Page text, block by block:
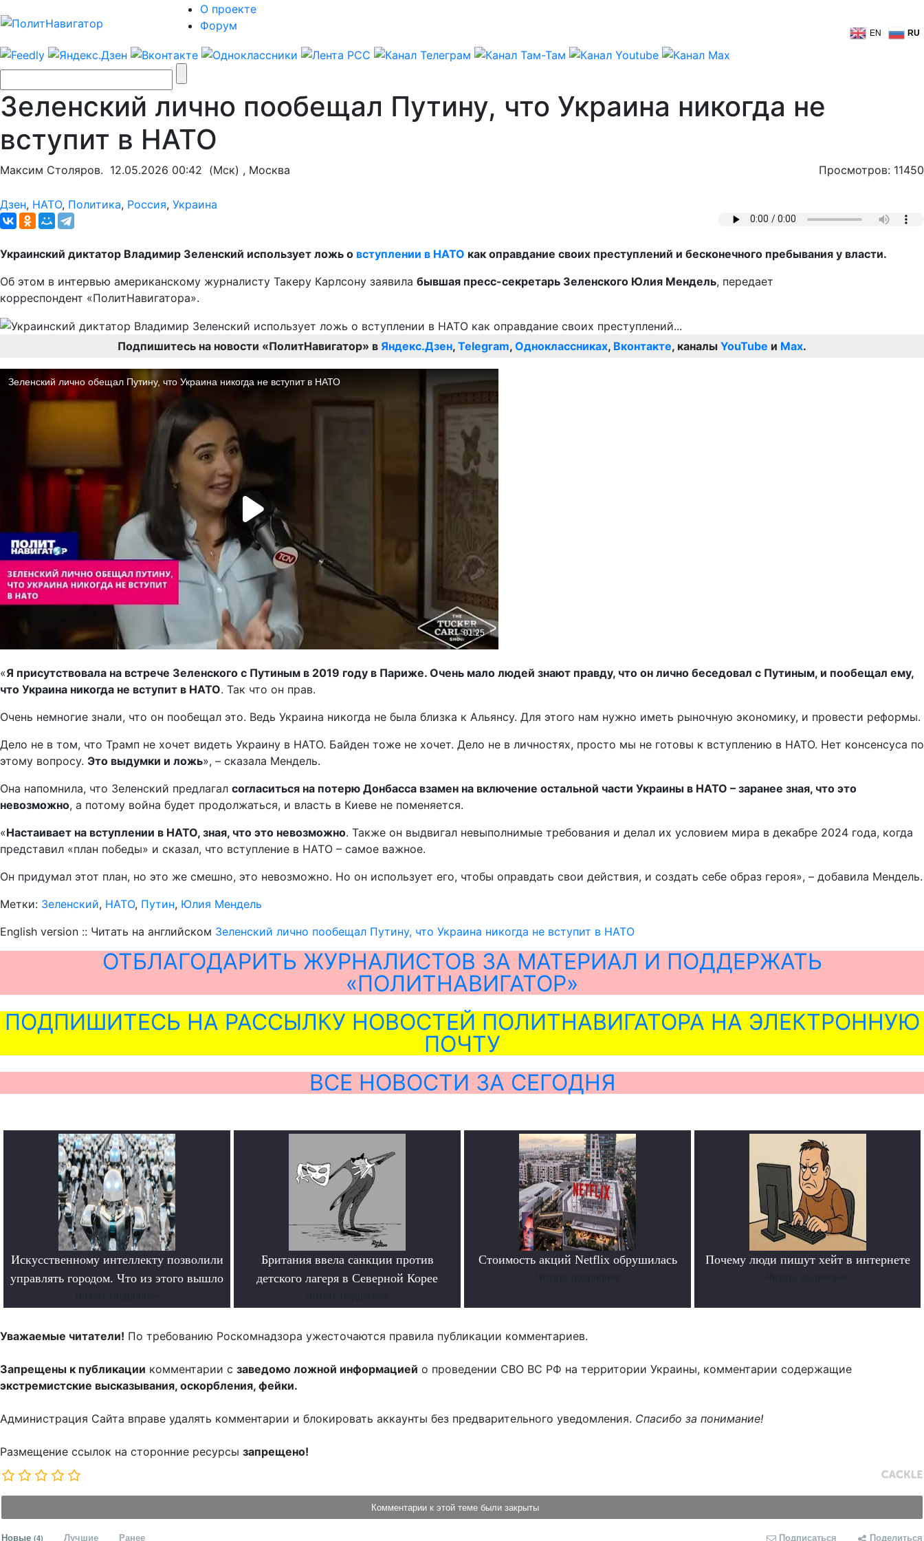
О проекте
Форум
EN RU
Зеленский лично пообещал Путину, что Украина никогда не
вступит в НАТО
Максим Столяров. 12.05.2026 00:42 (Мск) , Москва Просмотров: 11450
Дзен, НАТО, Политика, Россия, Украина
Украинский диктатор Владимир Зеленский использует ложь о вступлении в НАТО как оправдание своих преступлений и бесконечного пребывания у власти.
Об этом в интервью американскому журналисту Такеру Карлсону заявила бывшая пресс-секретарь Зеленского Юлия Мендель, передает
корреспондент «ПолитНавигатора».
Подпишитесь на новости «ПолитНавигатор» в Яндекс.Дзен, Telegram, Одноклассниках, Вконтакте, каналы YouTube и Max.
«Я присутствовала на встрече Зеленского с Путиным в 2019 году в Париже. Очень мало людей знают правду, что он лично беседовал с Путиным, и пообещал ему,
что Украина никогда не вступит в НАТО. Так что он прав.
Очень немногие знали, что он пообещал это. Ведь Украина никогда не была близка к Альянсу. Для этого нам нужно иметь рыночную экономику, и провести реформы.
Дело не в том, что Трамп не хочет видеть Украину в НАТО. Байден тоже не хочет. Дело не в личностях, просто мы не готовы к вступлению в НАТО. Нет консенсуса по
этому вопросу. Это выдумки и ложь», – сказала Мендель.
Она напомнила, что Зеленский предлагал согласиться на потерю Донбасса взамен на включение остальной части Украины в НАТО – заранее зная, что это
невозможно, а потому война будет продолжаться, и власть в Киеве не поменяется.
«Настаивает на вступлении в НАТО, зная, что это невозможно. Также он выдвигал невыполнимые требования и делал их условием мира в декабре 2024 года, когда
представил «план победы» и сказал, что вступление в НАТО – самое важное.
Он придумал этот план, но это же смешно, это невозможно. Но он использует его, чтобы оправдать свои действия, и создать себе образ героя», – добавила Мендель.
Метки: Зеленский, НАТО, Путин, Юлия Мендель
English version :: Читать на английском Зеленский лично пообещал Путину, что Украина никогда не вступит в НАТО
ОТБЛАГОДАРИТЬ ЖУРНАЛИСТОВ ЗА МАТЕРИАЛ И ПОДДЕРЖАТЬ
«ПОЛИТНАВИГАТОР»
ПОДПИШИТЕСЬ НА РАССЫЛКУ НОВОСТЕЙ ПОЛИТНАВИГАТОРА НА ЭЛЕКТРОННУЮ
ПОЧТУ
ВСЕ НОВОСТИ ЗА СЕГОДНЯ
Искусственному интеллекту позволили
управлять городом. Что из этого вышло
Британия ввела санкции против
детского лагеря в Северной Корее
Стоимость акций Netflix обрушилась Почему люди пишут хейт в интернете
Уважаемые читатели! По требованию Роскомнадзора ужесточаются правила публикации комментариев.
Запрещены к публикации комментарии с заведомо ложной информацией о проведении СВО ВС РФ на территории Украины, комментарии содержащие
экстремистские высказывания, оскорбления, фейки.
Администрация Сайта вправе удалять комментарии и блокировать аккаунты без предварительного уведомления. Спасибо за понимание!
Размещение ссылок на сторонние ресурсы запрещено!
Комментарии к этой теме были закрыты
Новые (4) Лучшие Ранее Подписаться Поделиться